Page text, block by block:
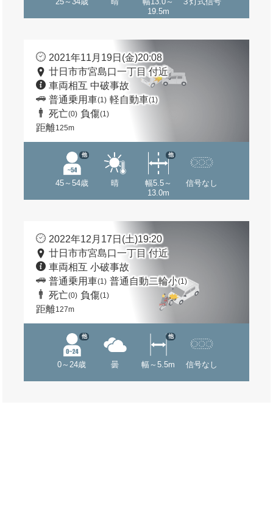
19.5m
2021年11月19日(金)20:08
廿日市市宮島口一丁目 付近
車両相互 中破事故
普通乗用車(1) 軽自動車(1)
死亡(0) 負傷(1)
距離125m
45～54歳
他
晴
幅5.5～
13.0m
他
信号なし
2022年12月17日(土)19:20
廿日市市宮島口一丁目 付近
車両相互 小破事故
普通乗用車(1) 普通自動二輪小(1)
死亡(0) 負傷(1)
距離127m
0～24歳
他
曇 幅～5.5m
他
信号なし